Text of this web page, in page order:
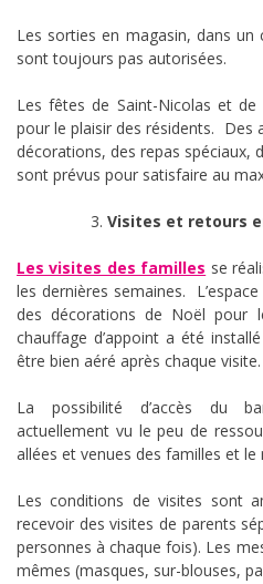
Les sorties en magasin, dans
sont toujours pas autorisées.
Les fêtes de Saint-Nicolas et
pour le plaisir des résidents. Des
décorations, des repas spéciaux,
sont prévus pour satisfaire au
Visites et retours
Les visites des familles se
les dernières semaines.
des décorations de Noël pour
chauffage d’appoint a été
être bien aéré après chaque visite.
La possibilité d’accès du
actuellement vu le peu de
allées et venues des familles et le
Les conditions de visites sont
recevoir des visites de parents
personnes à chaque fois). Les
mêmes (masques, sur-blouses,